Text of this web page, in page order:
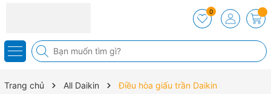
0
Trang chủ All Daikin
Điều hòa giấu trần Daikin